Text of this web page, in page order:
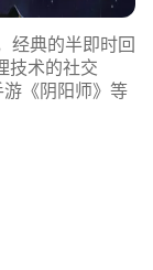
典的半即时回
技术的社交
《阴阳师》等